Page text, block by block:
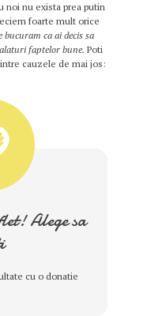
noi nu exista prea putin
foarte mult orice
bucuram ca ai decis sa
faptelor bune. Poti
cauzele de mai jos:
Alege sa
cu o donatie